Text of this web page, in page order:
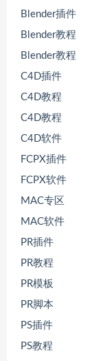
Blender插件
Blender教程
Blender教程
C4D插件
C4D教程
C4D教程
C4D软件
FCPX插件
FCPX软件
MAC专区
MAC软件
PR插件
PR教程
PR模板
PR脚本
PS插件
PS教程